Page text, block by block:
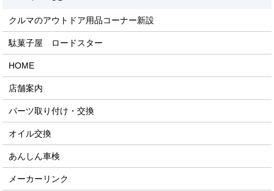
クルマのアウトドア用品コーナー新設
駄菓子屋 ロードスター
HOME
店舗案内
パーツ取り付け・交換
オイル交換
あんしん車検
メーカーリンク